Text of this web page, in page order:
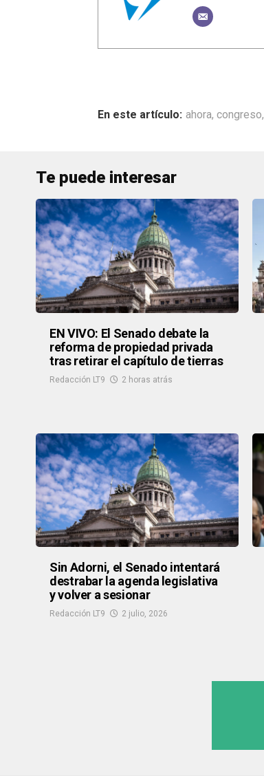
ahora, congreso,
Te puede interesar
EN VIVO: El Senado debate la
reforma de propiedad privada
tras retirar el capítulo de tierras
Redacción LT9 2 horas atrás
Sin Adorni, el Senado intentará
destrabar la agenda legislativa
y volver a sesionar
Redacción LT9 2 julio, 2026